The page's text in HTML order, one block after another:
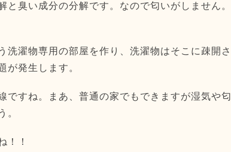
臭い成分の分解です。なので匂いがしません。
濯物専用の部屋を作り、洗濯物はそこに疎開さ
が発生します。
ですね。まあ、普通の家でもできますが湿気や匂
。
！！